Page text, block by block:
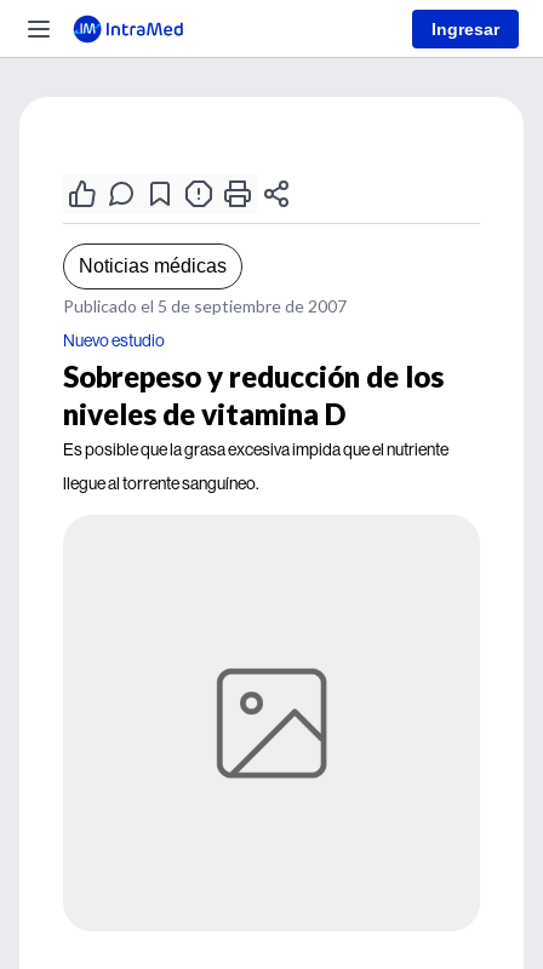
Ingresar
Noticias médicas
Publicado el 5 de septiembre de 2007
Nuevo estudio
Sobrepeso y reducción de los
niveles de vitamina D
Es posible que la grasa excesiva impida que el nutriente
llegue al torrente sanguíneo.